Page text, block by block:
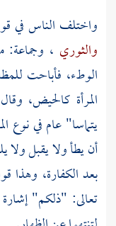
واختلف الناس في
والثوري ،
الوطء، فأباحت
المرأة كالحيض،
يتماسا" عام في نوع
أن يطأ ولا يقبل ولا
بعد الكفارة، وهذا
تعالى: "ذلكم"